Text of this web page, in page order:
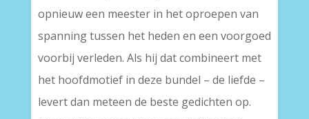
opnieuw een meester in het oproepen van
spanning tussen het heden en een voorgoed
voorbij verleden. Als hij dat combineert met
het hoofdmotief in deze bundel – de liefde –
levert dan meteen de beste gedichten op.